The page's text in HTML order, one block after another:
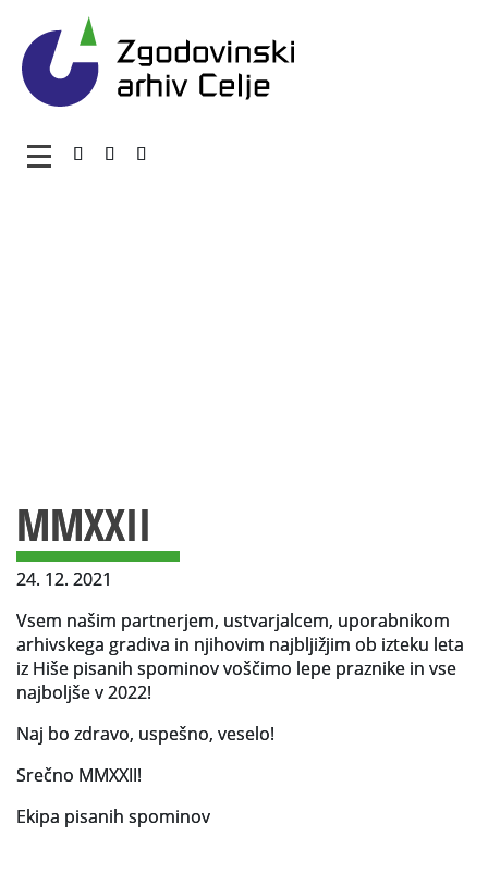
Zgodovinski arhiv Celje –
Glavni meni
Za uporabnike
Vloga za upravne namene
Vodnik po fondih in zbirkah
VAČ – VIRTUALNA ARHIVSKA ČITALNICA
Za ustvarjalce
Strokovna usposabljanja za uslužbence
Gradivo
Vsebina strani
MMXXII
24. 12. 2021
Vsem našim partnerjem, ustvarjalcem, uporabnikom
arhivskega gradiva in njihovim najbljižjim ob izteku leta
iz Hiše pisanih spominov voščimo lepe praznike in vse
najboljše v 2022!
Naj bo zdravo, uspešno, veselo!
Srečno MMXXII!
Ekipa pisanih spominov